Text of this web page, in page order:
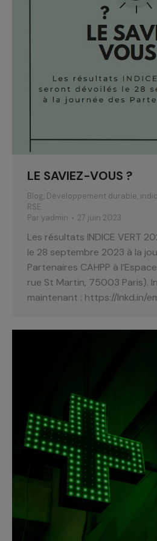
LE SAVIEZ-VOUS ?
Blog, Développement durable,
RSE
Par yadmin 27 juin 2023
Les résultats INDICE VERT
le 28 septembre 2023 à la
Partenaires CAHPP à
rue St Martin, 75003 Paris).
maintenant : https://lnkd.in/